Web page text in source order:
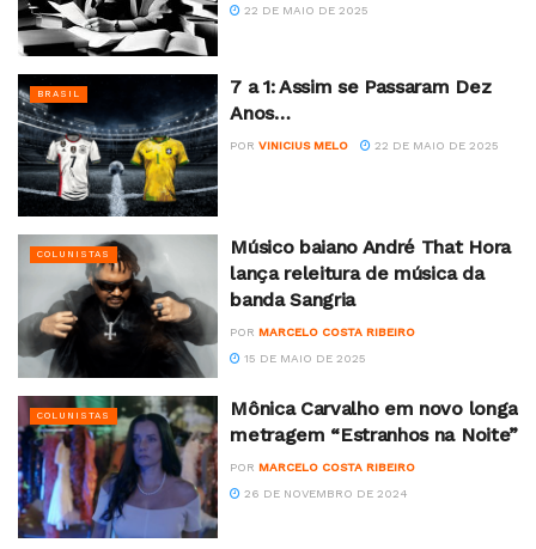
22 DE MAIO DE 2025
BRASIL
7 a 1: Assim se Passaram Dez
Anos…
POR VINICIUS MELO 22 DE MAIO DE 2025
COLUNISTAS
Músico baiano André That Hora
lança releitura de música da
banda Sangria
POR MARCELO COSTA RIBEIRO
15 DE MAIO DE 2025
COLUNISTAS
Mônica Carvalho em novo longa
metragem “Estranhos na Noite”
POR MARCELO COSTA RIBEIRO
26 DE NOVEMBRO DE 2024